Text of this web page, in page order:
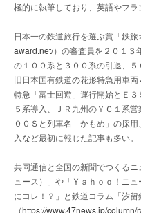
極的に執筆しており、英語やフラ
日本一の鉄道旅行を選ぶ賞「鉄
award.net/）の審査員を２０１３
の１００系と３００系の引退、５
旧日本国有鉄道の花形特急用車
特急「富士回遊」運行開始とＥ
５系導入、ＪＲ九州のＹＣ１系
００Ｓと列車名「かもめ」の採
入など最初に報じた記事も多い。
共同通信と全国の新聞でつくる
ュース）」や「Ｙａｈｏｏ！ニ
にコレ！？」と鉄道コラム「汐留
（https://www.47news.jp/